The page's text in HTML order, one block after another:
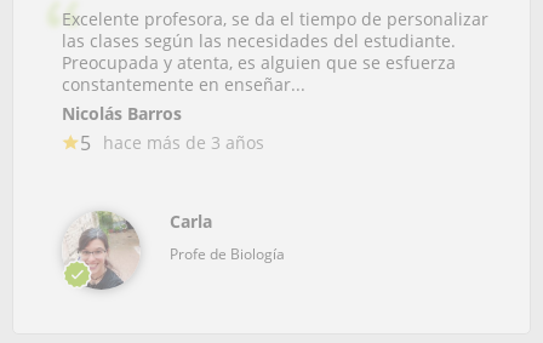
Excelente profesora, se da el tiempo de personalizar
las clases según las necesidades del estudiante.
Preocupada y atenta, es alguien que se esfuerza
constantemente en enseñar...
Nicolás Barros
5 hace más de 3 años
Carla
Profe de Biología